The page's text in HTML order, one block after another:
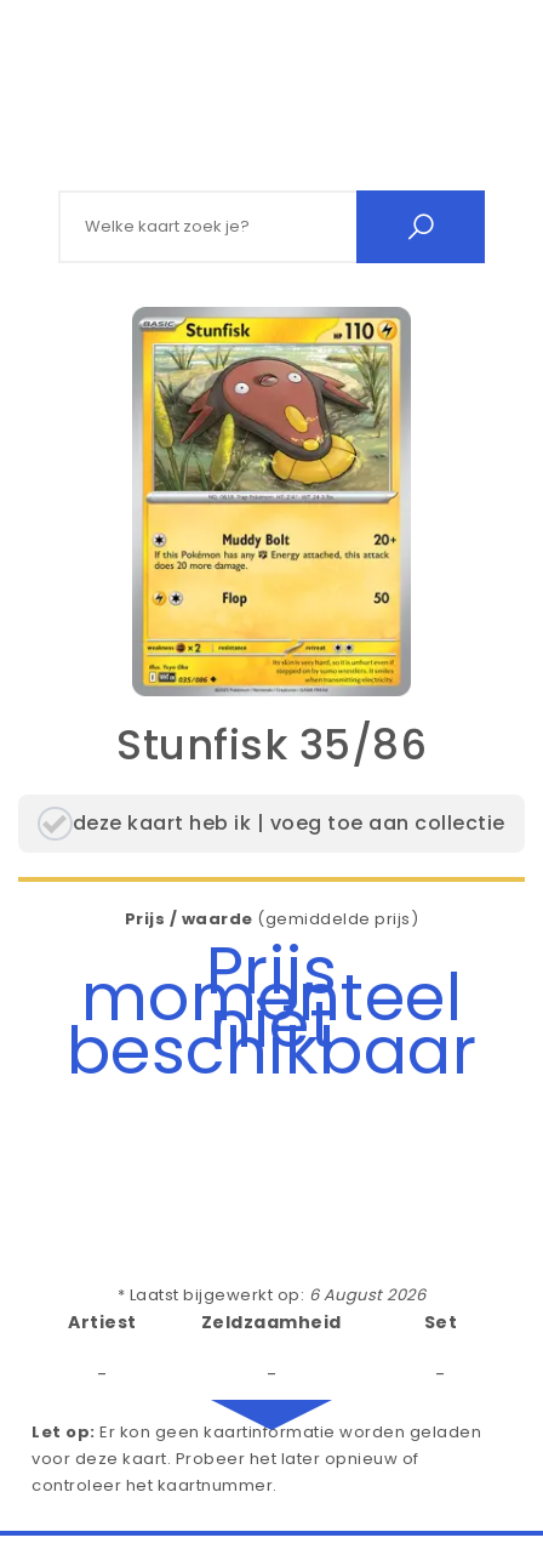
Stunfisk 35/86
deze kaart heb ik | voeg toe aan collectie
Prijs / waarde (gemiddelde prijs)
Prijs
momenteel
niet
beschikbaar
* Laatst bijgewerkt op: 6 August 2026
Artiest
-
Zeldzaamheid
-
Set
-
Let op: Er kon geen kaartinformatie worden geladen
voor deze kaart. Probeer het later opnieuw of
controleer het kaartnummer.